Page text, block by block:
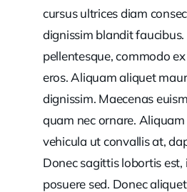
cursus ultrices diam
dignissim blandit faucibus.
pellentesque, commodo
eros. Aliquam aliquet
dignissim. Maecenas
quam nec ornare. Aliquam
vehicula ut convallis at,
Donec sagittis lobortis
posuere sed. Donec